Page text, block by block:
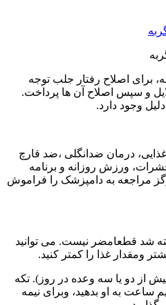
برای اصلاح رفتار جلب توجه
و سپس اصلاح آن ها پرداخت.
وجود دارد.
درمان ضدانگلی ،ضد قارچ
ورزش روزانه و برنامه
مراجعه به دامپزشک را فراموش
شد قطعامضر نیست. می توانید
ومقدار غذا را کمتر کنید.
از دو یا سه وعده در روز). تکه
ساعت به او بدهید، وبرای نیمه